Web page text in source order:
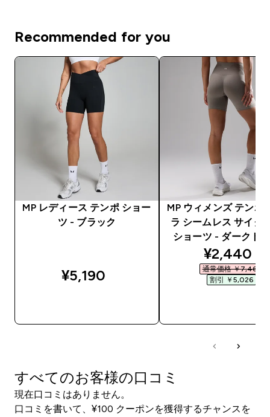
Recommended for you
MP レディース テンポ ショー
ツ - ブラック
¥5,190‎
MP ウィメンズ テンポ
ラ シームレス サイク
ショーツ - ダークト
¥2,440‎
通常価格 ￥7,466‎
割引 ￥5,026‎
すべてのお客様の口コミ
現在口コミはありません。
口コミを書いて、¥100 クーポンを獲得するチャンスを